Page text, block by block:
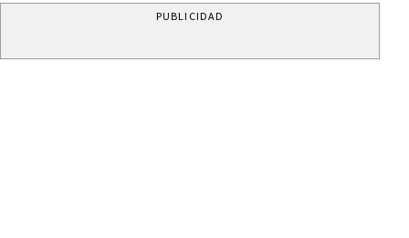
PUBLICIDAD